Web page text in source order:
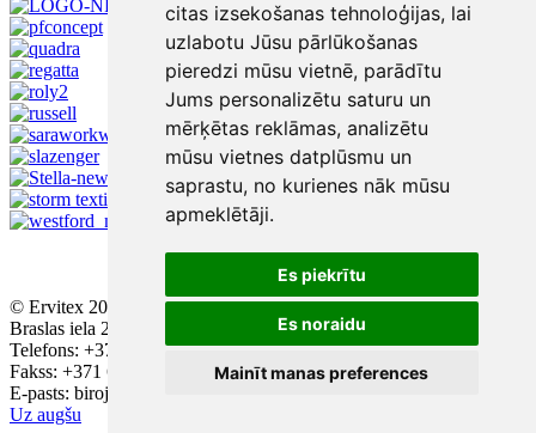
citas izsekošanas tehnoloģijas, lai
uzlabotu Jūsu pārlūkošanas
pieredzi mūsu vietnē, parādītu
Jums personalizētu saturu un
mērķētas reklāmas, analizētu
mūsu vietnes datplūsmu un
saprastu, no kurienes nāk mūsu
apmeklētāji.
Es piekrītu
Es noraidu
Mainīt manas preferences
© Ervitex 2016 - 2026
Braslas iela 29, ieeja A, 2. stāvs, Rīga, LV - 1084
Telefons: +371 67543384; +371 67436896
Fakss: +371 67552223
E-pasts: birojs@ervitex.lv
Uz augšu